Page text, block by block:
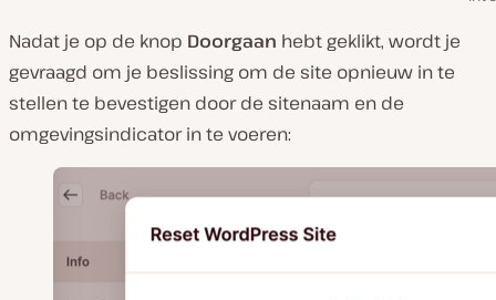
Nadat je op de knop Doorgaan hebt geklikt, wordt je
gevraagd om je beslissing om de site opnieuw in te
stellen te bevestigen door de sitenaam en de
omgevingsindicator in te voeren: